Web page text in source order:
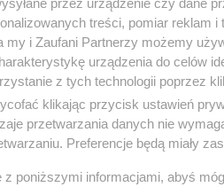
Tusk.treści, pomiar reklam i
my i Zaufani Partnerzy możemy
urządzenia do celów
z tych technologii poprzez
klikając przycisk ustawień
przetwarzania danych nie
Preferencje będą miały
z poniższymi informacjami, abyś